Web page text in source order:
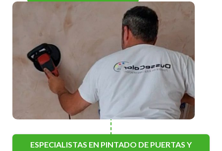
ESPECIALISTAS EN PINTADO DE PUERTAS Y